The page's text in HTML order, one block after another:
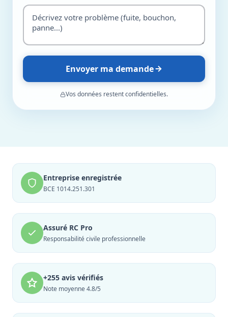
Envoyer ma demande
Vos données restent confidentielles.
Entreprise enregistrée
BCE 1014.251.301
Assuré RC Pro
Responsabilité civile professionnelle
+255 avis vérifiés
Note moyenne 4.8/5